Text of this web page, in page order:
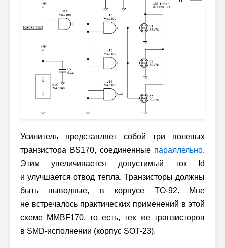
Усилитель представляет собой три полевых
транзистора BS170, соединенные параллельно.
Этим увеличивается допустимый ток Id
и улучшается отвод тепла. Транзисторы должны
быть выводные, в корпусе TO-92. Мне
не встречалось практических применений в этой
схеме MMBF170, то есть, тех же транзисторов
в SMD-исполнении (корпус SOT-23).